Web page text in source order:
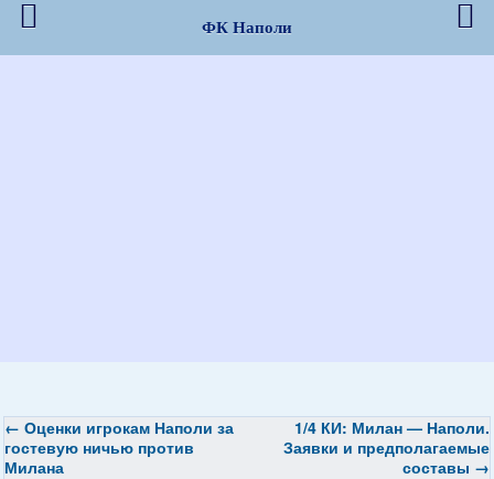
← Оценки игрокам Наполи за
гостевую ничью против
Милана
1/4 КИ: Милан — Наполи.
Заявки и предполагаемые
составы →
ФК Наполи